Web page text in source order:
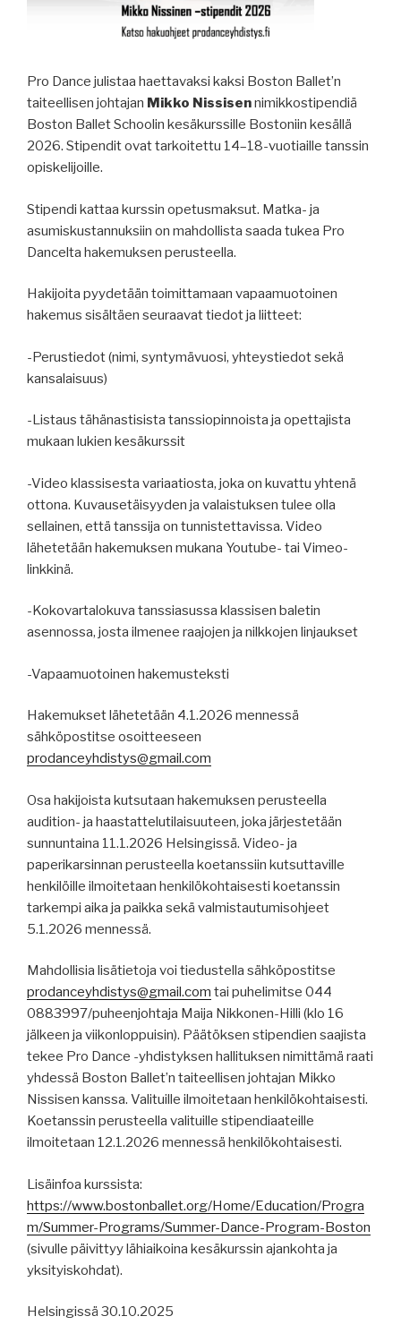
Pro Dance julistaa haettavaksi kaksi Boston Ballet’n
taiteellisen johtajan Mikko Nissisennimikkostipendiä
Boston Ballet Schoolin kesäkurssille Bostoniin kesällä
2026. Stipendit ovat tarkoitettu 14–18-vuotiaille tanssin
opiskelijoille.
Stipendi kattaa kurssin opetusmaksut. Matka- ja
asumiskustannuksiin on mahdollista saada tukea Pro
Dancelta hakemuksen perusteella.
Hakijoita pyydetään toimittamaan vapaamuotoinen
hakemus sisältäen seuraavat tiedot ja liitteet:
-Perustiedot (nimi, syntymävuosi, yhteystiedot sekä
kansalaisuus)
-Listaus tähänastisista tanssiopinnoista ja opettajista
mukaan lukien kesäkurssit
-Video klassisesta variaatiosta, joka on kuvattu yhtenä
ottona. Kuvausetäisyyden ja valaistuksen tulee olla
sellainen, että tanssija on tunnistettavissa. Video
lähetetään hakemuksen mukana Youtube- tai Vimeo-
linkkinä.
-Kokovartalokuva tanssiasussa klassisen baletin
asennossa, josta ilmenee raajojen ja nilkkojen linjaukset
-Vapaamuotoinen hakemusteksti
Hakemukset lähetetään 4.1.2026 mennessä
sähköpostitse osoitteeseen
prodanceyhdistys@gmail.com
Osa hakijoista kutsutaan hakemuksen perusteella
audition- ja haastattelutilaisuuteen, joka järjestetään
sunnuntaina 11.1.2026 Helsingissä. Video- ja
paperikarsinnan perusteella koetanssiin kutsuttaville
henkilöille ilmoitetaan henkilökohtaisesti koetanssin
tarkempi aika ja paikka sekä valmistautumisohjeet
5.1.2026 mennessä.
Mahdollisia lisätietoja voi tiedustella sähköpostitse
prodanceyhdistys@gmail.com tai puhelimitse 044
0883997/puheenjohtaja Maija Nikkonen-Hilli (klo 16
jälkeen ja viikonloppuisin). Päätöksen stipendien saajista
tekee Pro Dance -yhdistyksen hallituksen nimittämä raati
yhdessä Boston Ballet’n taiteellisen johtajan Mikko
Nissisen kanssa. Valituille ilmoitetaan henkilökohtaisesti.
Koetanssin perusteella valituille stipendiaateille
ilmoitetaan 12.1.2026 mennessä henkilökohtaisesti.
Lisäinfoa kurssista:
https://www.bostonballet.org/Home/Education/Progra
m/Summer-Programs/Summer-Dance-Program-Boston
(sivulle päivittyy lähiaikoina kesäkurssin ajankohta ja
yksityiskohdat).
Helsingissä 30.10.2025